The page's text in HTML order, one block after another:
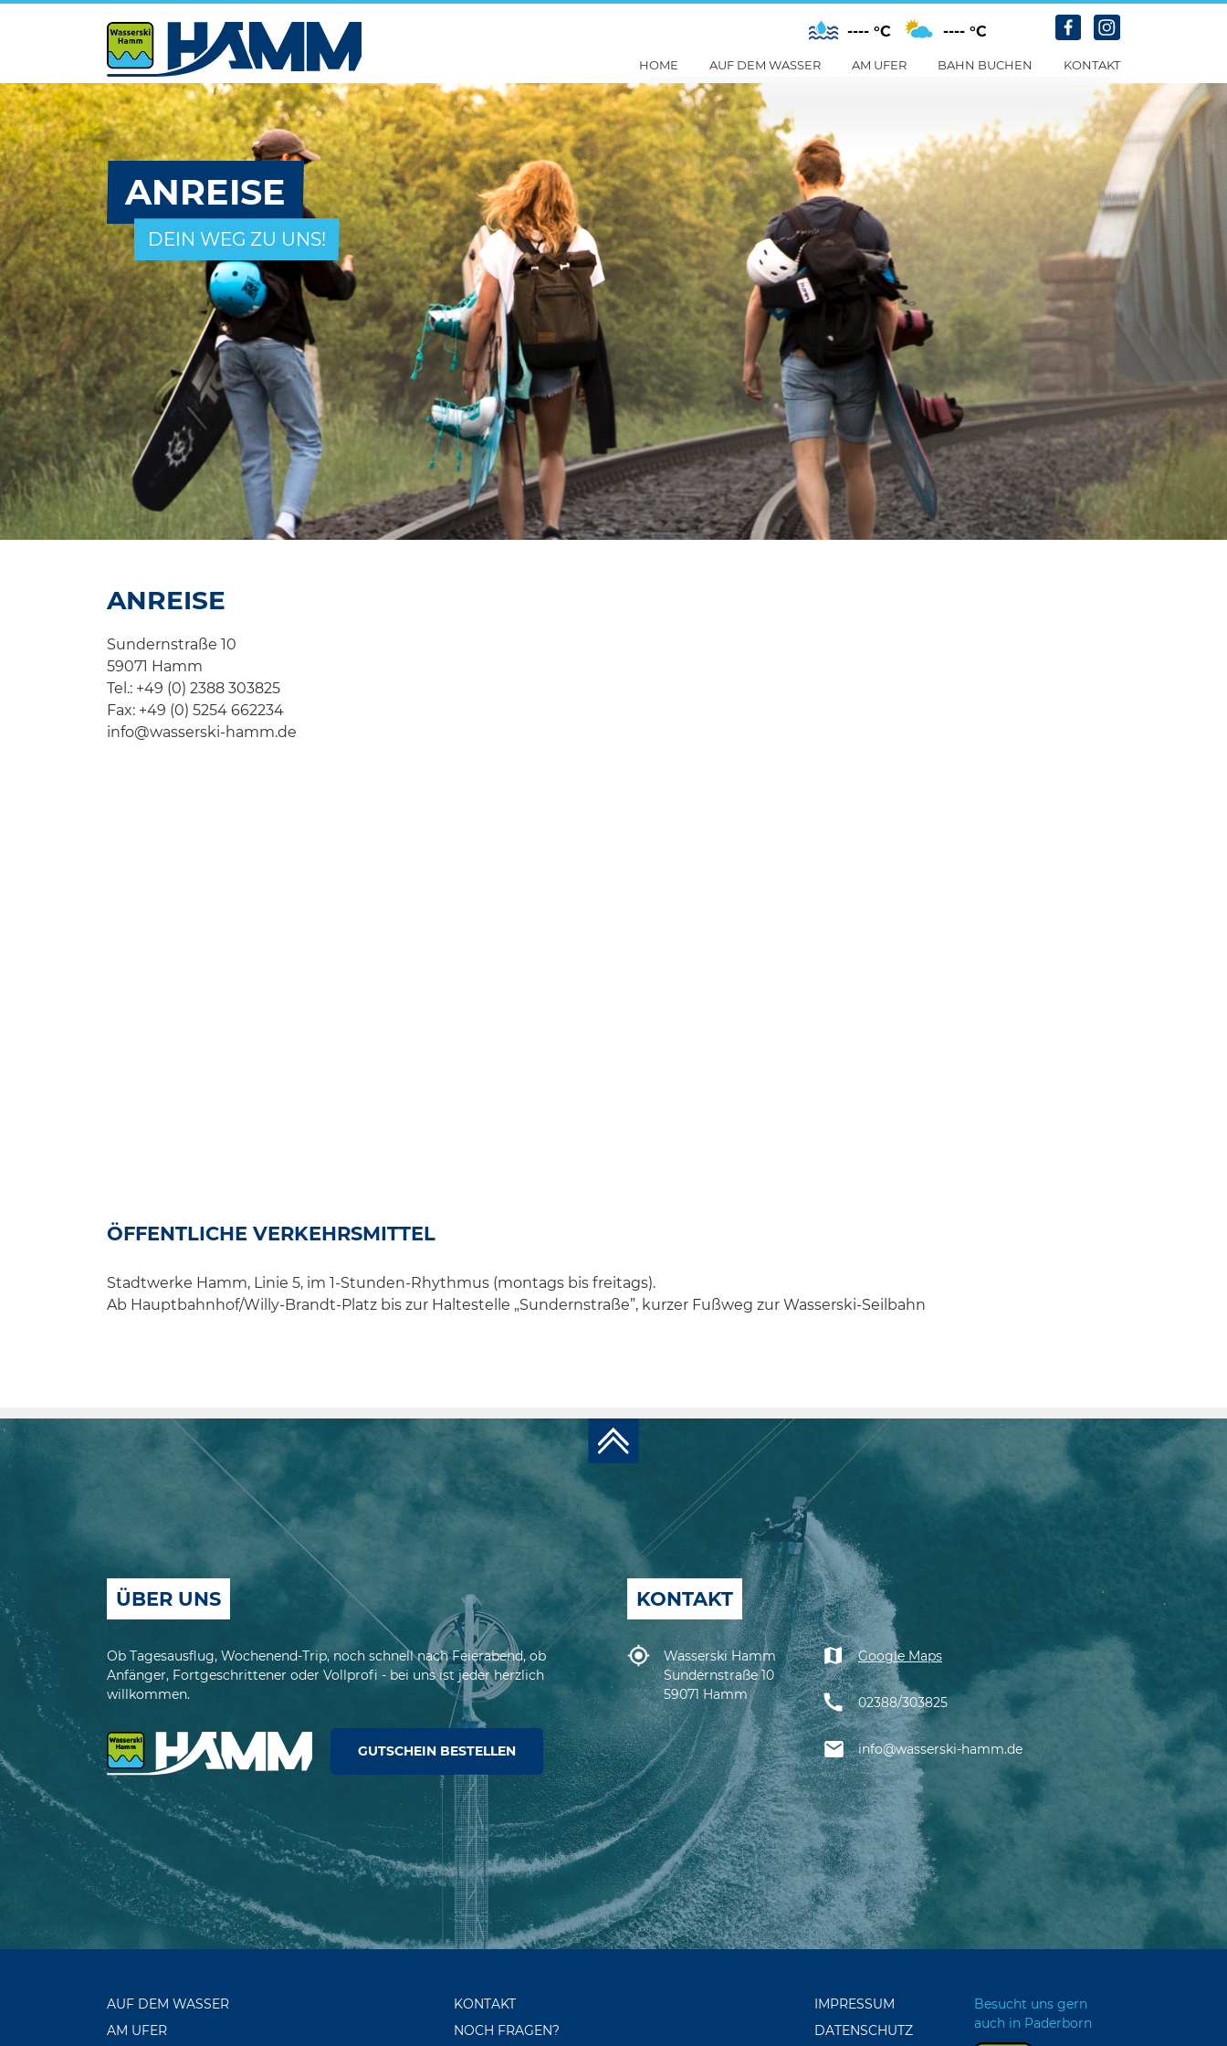
---- °C ---- °C
HOME AUF DEM WASSER AM UFER BAHN BUCHEN KONTAKT
ANREISE
DEIN WEG ZU UNS!
ANREISE
Sundernstraße 10
59071 Hamm
Tel.: +49 (0) 2388 303825
Fax: +49 (0) 5254 662234
info@wasserski-hamm.de
ÖFFENTLICHE VERKEHRSMITTEL
Stadtwerke Hamm, Linie 5, im 1-Stunden-Rhythmus (montags bis freitags).
Ab Hauptbahnhof/Willy-Brandt-Platz bis zur Haltestelle „Sundernstraße”, kurzer Fußweg zur Wasserski-Seilbahn
ÜBER UNS
Ob Tagesausflug, Wochenend-Trip, noch schnell nach Feierabend, ob
Anfänger, Fortgeschrittener oder Vollprofi - bei uns ist jeder herzlich
willkommen.
GUTSCHEIN BESTELLEN
KONTAKT
Wasserski Hamm
Sundernstraße 10
59071 Hamm
Google Maps
02388/303825
info@wasserski-hamm.de
AUF DEM WASSER
AM UFER
KONTAKT
NOCH FRAGEN?
IMPRESSUM
DATENSCHUTZ
Besucht uns gern
auch in Paderborn